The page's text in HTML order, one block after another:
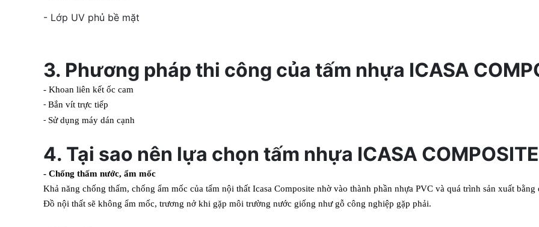
- Lớp UV phủ bề mặt
3. Phương pháp thi công của tấm nhựa ICASA
- Khoan liên kết ốc cam
- Bắn vít trực tiếp
- Sử dụng máy dán cạnh
4. Tại sao nên lựa chọn tấm nhựa ICASA
- Chống thấm nước, ẩm mốc
Khả năng chống thấm, chống ẩm mốc của tấm nội thất Icasa Composite nhờ vào thành phần nhựa PVC và quá trình sản xuất bằng
Đồ nội thất sẽ không ẩm mốc, trương nở khi gặp môi trường nước giống như gỗ công nghiệp gặp phải.